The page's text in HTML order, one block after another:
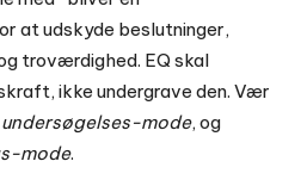
at udskyde beslutninger,
troværdighed. EQ skal
ikke undergrave den. Vær
undersøgelses-mode, og
mode.